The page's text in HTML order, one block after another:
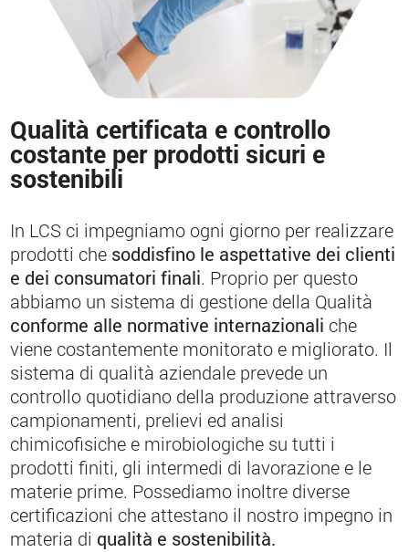
Qualità certificata e controllo
costante per prodotti sicuri e
sostenibili
In LCS ci impegniamo ogni giorno per realizzare
prodotti che soddisfino le aspettative dei clienti
e dei consumatori finali. Proprio per questo
abbiamo un sistema di gestione della Qualità
conforme alle normative internazionali che
viene costantemente monitorato e migliorato. Il
sistema di qualità aziendale prevede un
controllo quotidiano della produzione attraverso
campionamenti, prelievi ed analisi
chimicofisiche e mirobiologiche su tutti i
prodotti finiti, gli intermedi di lavorazione e le
materie prime. Possediamo inoltre diverse
certificazioni che attestano il nostro impegno in
materia di qualità e sostenibilità.